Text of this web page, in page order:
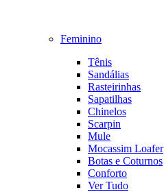
Feminino
Tênis
Sandálias
Rasteirinhas
Sapatilhas
Chinelos
Scarpin
Mule
Mocassim Loafer
Botas e Coturnos
Conforto
Ver Tudo